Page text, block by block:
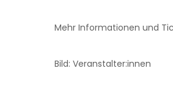
Mehr Informationen und
Bild: Veranstalter:innen